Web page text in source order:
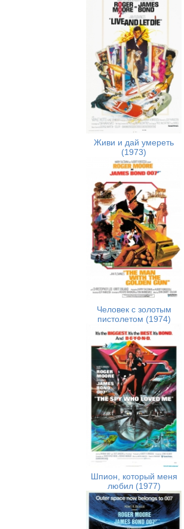
Живи и дай умереть
(1973)
Человек с золотым
пистолетом (1974)
Шпион, который меня
любил (1977)